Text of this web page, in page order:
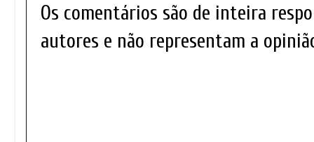
Os comentários são de inteira
autores e não representam a